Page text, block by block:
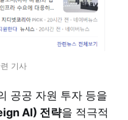
기사
공공 자원 투자 등을
AI) 전략을 적극적